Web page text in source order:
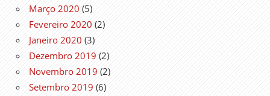
Março 2020 (5)
Fevereiro 2020 (2)
Janeiro 2020 (3)
Dezembro 2019 (2)
Novembro 2019 (2)
Setembro 2019 (6)